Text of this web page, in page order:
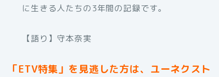
に生きる人たちの3年間の記録です。
【語り】守本奈実
「ETV特集」を見逃した方は、ユーネクスト